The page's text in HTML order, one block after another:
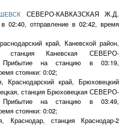
СЕВЕРО-КАВКАЗСКАЯ Ж.Д.
02:40, отправление в 02:42, время
край, Каневской район,
станция Каневская СЕВЕРО-
на станцию в 03:19,
стоянки: 0:02;
Краснодарский край, Брюховецкий
станция Брюховецкая СЕВЕРО-
на станцию в 03:49,
стоянки: 0:02;
Краснодар, станция Краснодар-2